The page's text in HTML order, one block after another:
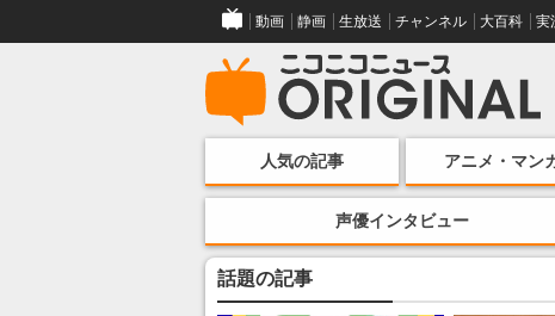
動画 静画 生放送 チャンネル 大百科 実
人気の記事 アニメ・マン
声優インタビュー
話題の記事